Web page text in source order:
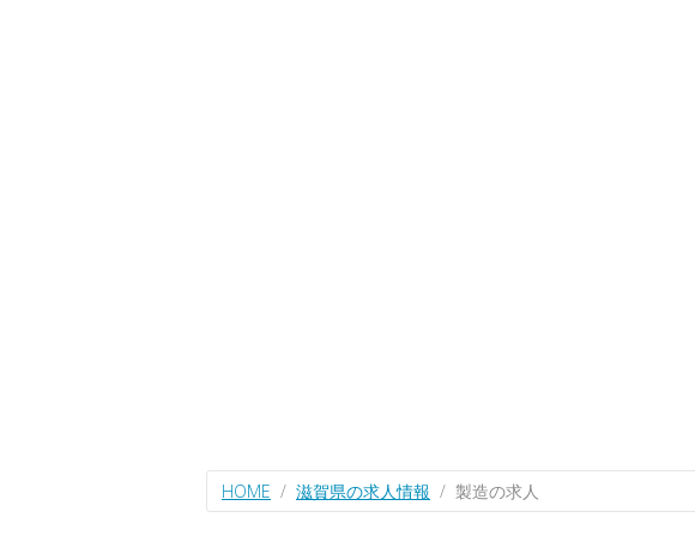
HOME 滋賀県の求人情報 製造の求人